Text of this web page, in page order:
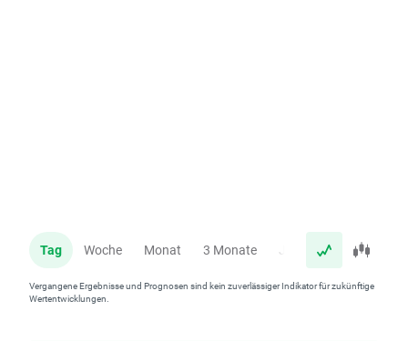
Tag Woche Monat 3 Monate Jahr
Vergangene Ergebnisse und Prognosen sind kein zuverlässiger Indikator für zukünftige
Wertentwicklungen.